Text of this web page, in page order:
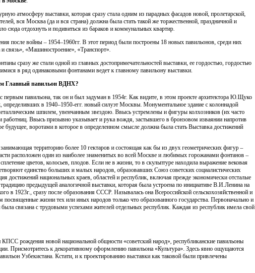
атмосферу выставки, которая сразу стала одним из парадных фасадов новой, пролетарской,
вся Москва (да и вся страна) должна была стать такой же торжественной, праздничной и
сюда отдохнуть и подивиться из бараков и коммунальных квартир.
после войны – 1954–1960гг. В этот период были построены 18 новых павильонов, среди них
связь», «Машиностроение», «Транспорт».
сразу же стали одной из главных достопримечательностей выставки, ее гордостью, гордостью
в ряд одинаковыми фонтанами ведет к главному павильону выставки.
Главный павильон ВДНХ?
павильона, так он и был задуман в 1954г. Как видите, в этом проекте архитектора Ю.Щуко
в 1940–1950-егг. новый силуэт Москвы. Монументальное здание с колоннадой
шпилем, увенчанным звездою. Ввысь устремлены и фигуры колхозников (их часто
работниц. Ввысь призывно указывает и рука вождя, застывшего в бронзовом изваянии напротив
будущее, воротами в которое в определенном смысле должна была стать Выставка достижений
территорию более 10 гектаров и состоящая как бы из двух геометрических фигур –
расположен один из наиболее знаменитых во всей Москве и любимых горожанами фонтанов –
цветов, колосьев, плодов. Если не в жизни, то в скульптуре находила выражение вековая
единство больших и малых народов, образовавших Союз советских социалистических
достижений национальных краев, областей и республик, включая прежде экономически отсталые
предыдущей аналогичной выставки, которая была устроена по инициативе В.И.Ленина на
в 1923г., сразу после образования СССР. Называлась она Всероссийской сельскохозяйственной и
жизни тех или иных народов только что образованного государства. Первоначально и
связана с трудовыми успехами жителей отдельных республик. Каждая из республик имела свой
рождения новой национальной общности «советский народ», республиканские павильоны
Присмотритесь к декоративному оформлению павильона «Культура». Здесь явно ощущаются
Узбекистана. Кстати, и к проектированию выставки как таковой были привлечены